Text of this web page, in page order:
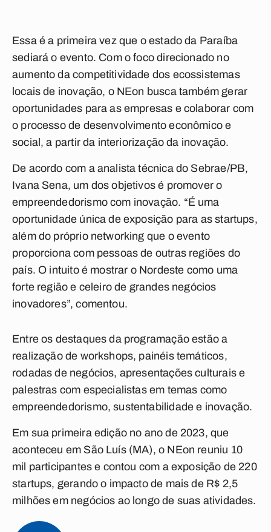
Essa é a primeira vez que o estado da Paraíba
sediará o evento. Com o foco direcionado no
aumento da competitividade dos ecossistemas
locais de inovação, o NEon busca também gerar
oportunidades para as empresas e colaborar com
o processo de desenvolvimento econômico e
social, a partir da interiorização da inovação.
De acordo com a analista técnica do Sebrae/PB,
Ivana Sena, um dos objetivos é promover o
empreendedorismo com inovação. “É uma
oportunidade única de exposição para as startups,
além do próprio networking que o evento
proporciona com pessoas de outras regiões do
país. O intuito é mostrar o Nordeste como uma
forte região e celeiro de grandes negócios
inovadores”, comentou.
Entre os destaques da programação estão a
realização de workshops, painéis temáticos,
rodadas de negócios, apresentações culturais e
palestras com especialistas em temas como
empreendedorismo, sustentabilidade e inovação.
Em sua primeira edição no ano de 2023, que
aconteceu em São Luís (MA), o NEon reuniu 10
mil participantes e contou com a exposição de 220
startups, gerando o impacto de mais de R$ 2,5
milhões em negócios ao longo de suas atividades.